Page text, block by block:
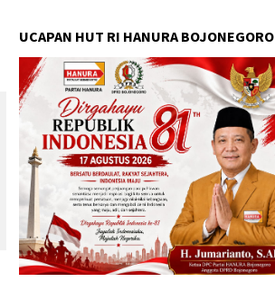
UCAPAN HUT RI HANURA BOJONEGORO